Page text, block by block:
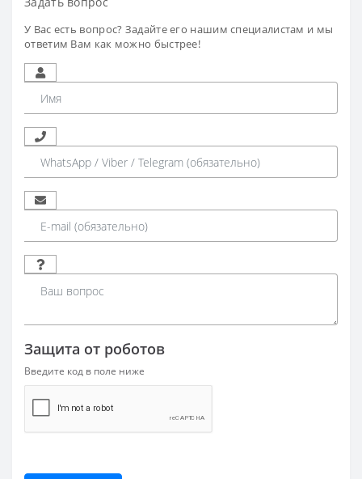
У Вас есть вопрос? Задайте его нашим специалистам и мы
ответим Вам как можно быстрее!
Защита от роботов
Введите код в поле ниже